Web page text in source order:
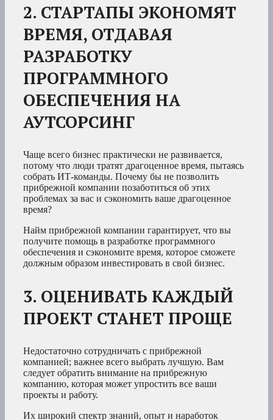
2. СТАРТАПЫ ЭКОНОМЯТ
ВРЕМЯ, ОТДАВАЯ
РАЗРАБОТКУ
ПРОГРАММНОГО
ОБЕСПЕЧЕНИЯ НА
АУТСОРСИНГ
Чаще всего бизнес практически не развивается,
потому что люди тратят драгоценное время, пытаясь
собрать ИТ-команды. Почему бы не позволить
прибрежной компании позаботиться об этих
проблемах за вас и сэкономить ваше драгоценное
время?
Найм прибрежной компании гарантирует, что вы
получите помощь в разработке программного
обеспечения и сэкономите время, которое сможете
должным образом инвестировать в свой бизнес.
3. ОЦЕНИВАТЬ КАЖДЫЙ
ПРОЕКТ СТАНЕТ ПРОЩЕ
Недостаточно сотрудничать с прибрежной
компанией; важнее всего выбрать лучшую. Вам
следует обратить внимание на прибрежную
компанию, которая может упростить все ваши
проекты и работу.
Их широкий спектр знаний, опыт и наработок